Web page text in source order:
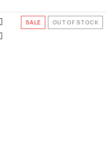
SALE OUT OF STOCK